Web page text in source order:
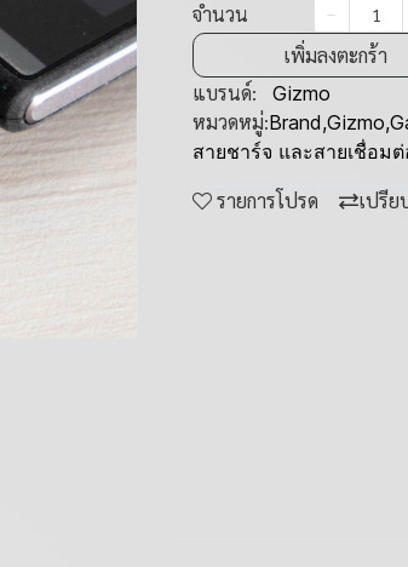
จำนวน
เพิ่มลงตะกร้า
แบรนด์:
Gizmo
หมวดหมู่:Brand,Gizmo,
สายชาร์จ และสายเชื่อมต่
รายการโปรด เปรีย